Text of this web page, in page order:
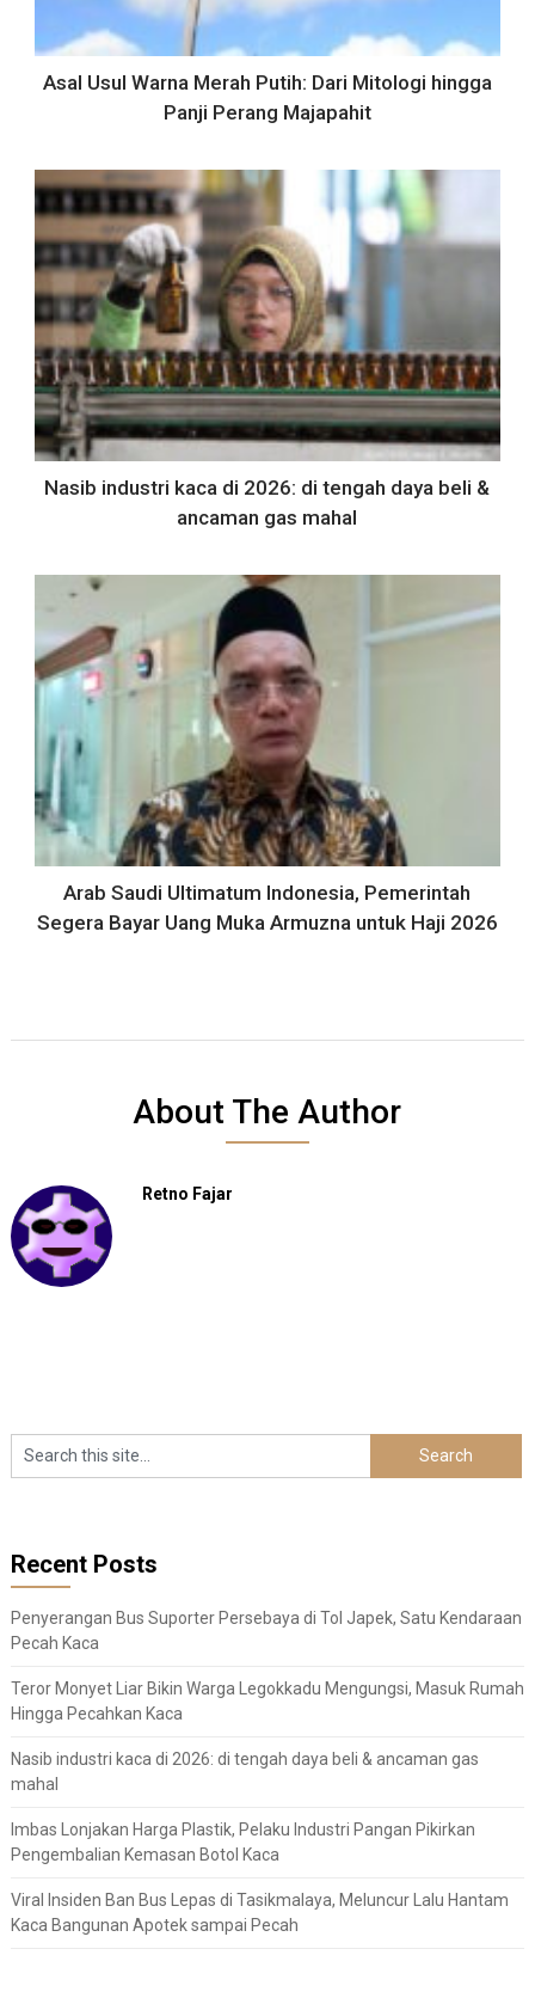
Asal Usul Warna Merah Putih: Dari Mitologi hingga
Panji Perang Majapahit
Nasib industri kaca di 2026: di tengah daya beli &
ancaman gas mahal
Arab Saudi Ultimatum Indonesia, Pemerintah
Segera Bayar Uang Muka Armuzna untuk Haji 2026
About The Author
Retno Fajar
Recent Posts
Penyerangan Bus Suporter Persebaya di Tol Japek, Satu Kendaraan
Pecah Kaca
Teror Monyet Liar Bikin Warga Legokkadu Mengungsi, Masuk Rumah
Hingga Pecahkan Kaca
Nasib industri kaca di 2026: di tengah daya beli & ancaman gas
mahal
Imbas Lonjakan Harga Plastik, Pelaku Industri Pangan Pikirkan
Pengembalian Kemasan Botol Kaca
Viral Insiden Ban Bus Lepas di Tasikmalaya, Meluncur Lalu Hantam
Kaca Bangunan Apotek sampai Pecah